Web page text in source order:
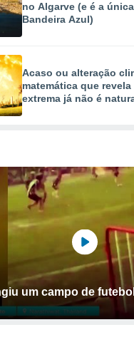
no Algarve (e é a
Bandeira Azul)
Acaso ou alteração
matemática que
extrema já não é
um campo de